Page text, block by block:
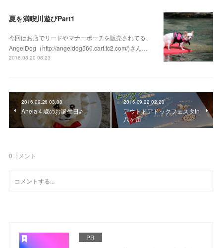
夏を満喫川遊びPart1
今回はお店でリードやマナーポーチを販売されてる、
AngelDog（http://angeldog560.cart.fc2.com/)さん…
2018.08.20 08:23
2016.09.26 03:08
Anela４歳のお誕生日♪
2016.09.22 02:20
アウトドアドックフェスタin
八ヶ岳
0コメント
PR